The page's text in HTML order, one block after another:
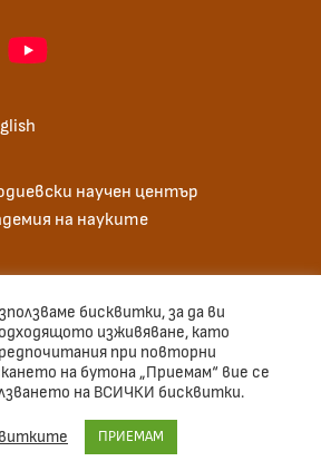
научен център
на науките
Sofia Sans
бисквитки, за да ви
изживяване, като
при повторни
на бутона „Приемам“ вие се
на ВСИЧКИ бисквитки.
ПРИЕМАМ